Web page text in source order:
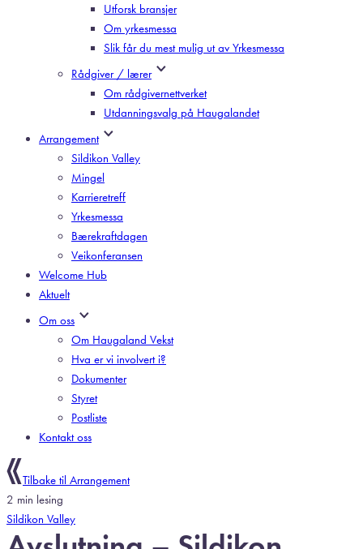
Utforsk bransjer
Om yrkesmessa
Slik får du mest mulig ut av Yrkesmessa
Rådgiver / lærer
Om rådgivernettverket
Utdanningsvalg på Haugalandet
Arrangement
Sildikon Valley
Mingel
Karrieretreff
Yrkesmessa
Bærekraftdagen
Veikonferansen
Welcome Hub
Aktuelt
Om oss
Om Haugaland Vekst
Hva er vi involvert i?
Dokumenter
Styret
Postliste
Kontakt oss
Tilbake til Arrangement
2 min lesing
Sildikon Valley